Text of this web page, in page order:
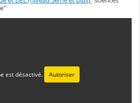
est désactivé. Autoriser